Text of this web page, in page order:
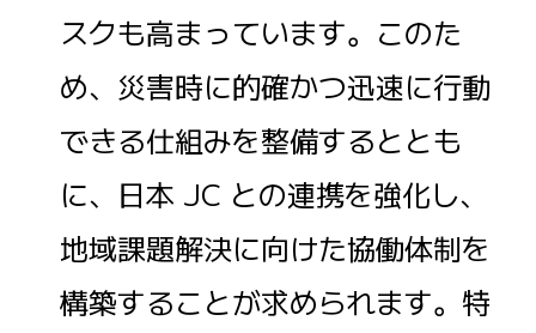
スクも高まっています。このた
め、災害時に的確かつ迅速に行動
できる仕組みを整備するととも
に、日本 JC との連携を強化し、
地域課題解決に向けた協働体制を
構築することが求められます。特